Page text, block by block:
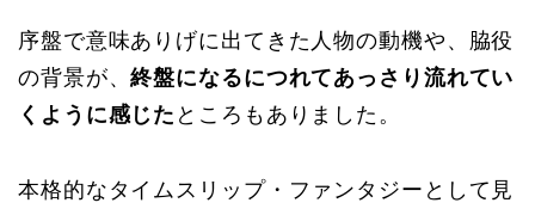
序盤で意味ありげに出てきた人物の動機や、脇役
の背景が、終盤になるにつれてあっさり流れてい
くように感じた ところもありました。
本格的なタイムスリップ・ファンタジーとして見